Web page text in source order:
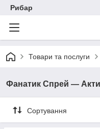
Рибар
Товари та послуги
Фанатик Спрей —
Сортування